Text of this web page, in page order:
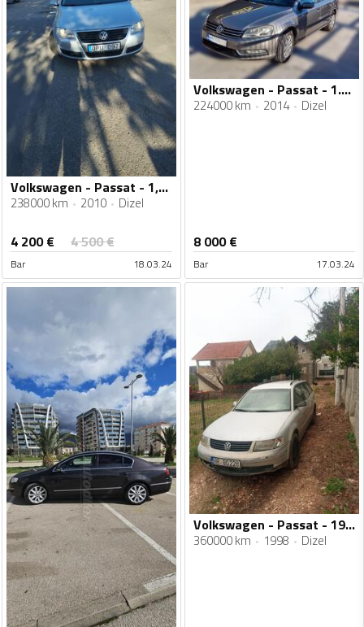
Volkswagen - Passat - 1,6 TDI
238000 km 2010 Dizel
4 200€ 4 500€
Bar 18.03.24
Volkswagen - Passat - 1.6 TDi
224000 km 2014 Dizel
8 000€
Bar 17.03.24
Volkswagen - Passat - 19tdi
360000 km 1998 Dizel